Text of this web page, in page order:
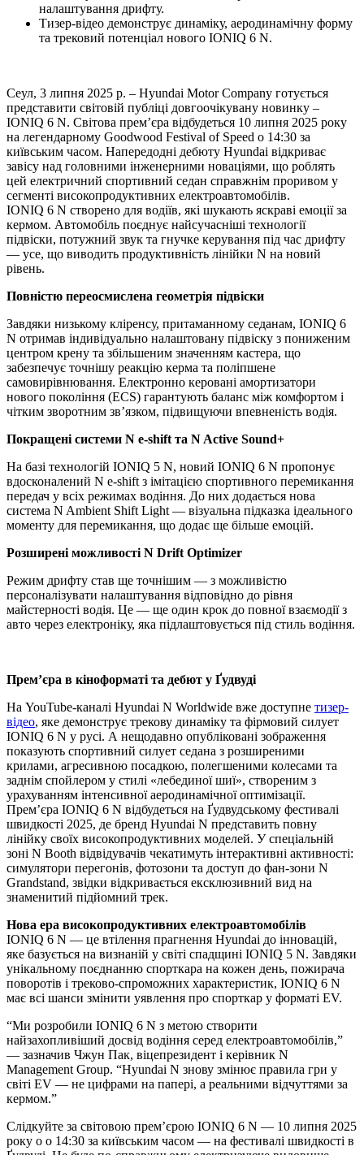
налаштування дрифту.
Тизер-відео демонструє динаміку, аеродинамічну форму
та трековий потенціал нового IONIQ 6 N.
Сеул, 3 липня 2025 р. – Hyundai Motor Company готується
представити світовій публіці довгоочікувану новинку –
IONIQ 6 N. Світова прем’єра відбудеться 10 липня 2025 року
на легендарному Goodwood Festival of Speed о 14:30 за
київським часом. Напередодні дебюту Hyundai відкриває
завісу над головними інженерними новаціями, що роблять
цей електричний спортивний седан справжнім проривом у
сегменті високопродуктивних електроавтомобілів.
IONIQ 6 N створено для водіїв, які шукають яскраві емоції за
кермом. Автомобіль поєднує найсучасніші технології
підвіски, потужний звук та гнучке керування під час дрифту
— усе, що виводить продуктивність лінійки N на новий
рівень.
Повністю переосмислена геометрія підвіски
Завдяки низькому кліренсу, притаманному седанам, IONIQ 6
N отримав індивідуально налаштовану підвіску з пониженим
центром крену та збільшеним значенням кастера, що
забезпечує точнішу реакцію керма та поліпшене
самовирівнювання. Електронно керовані амортизатори
нового покоління (ECS) гарантують баланс між комфортом і
чітким зворотним зв’язком, підвищуючи впевненість водія.
Покращені системи N e-shift та N Active Sound+
На базі технологій IONIQ 5 N, новий IONIQ 6 N пропонує
вдосконалений N e-shift з імітацією спортивного перемикання
передач у всіх режимах водіння. До них додається нова
система N Ambient Shift Light — візуальна підказка ідеального
моменту для перемикання, що додає ще більше емоцій.
Розширені можливості N Drift Optimizer
Режим дрифту став ще точнішим — з можливістю
персоналізувати налаштування відповідно до рівня
майстерності водія. Це — ще один крок до повної взаємодії з
авто через електроніку, яка підлаштовується під стиль водіння.
Премʼєра в кіноформаті та дебют у Ґудвуді
На YouTube-каналі Hyundai N Worldwide вже доступне тизер-
відео, яке демонструє трекову динаміку та фірмовий силует
IONIQ 6 N у русі. А нещодавно опубліковані зображення
показують спортивний силует седана з розширеними
крилами, агресивною посадкою, полегшеними колесами та
заднім спойлером у стилі «лебединої шиї», створеним з
урахуванням інтенсивної аеродинамічної оптимізації.
Премʼєра IONIQ 6 N відбудеться на Ґудвудському фестивалі
швидкості 2025, де бренд Hyundai N представить повну
лінійку своїх високопродуктивних моделей. У спеціальній
зоні N Booth відвідувачів чекатимуть інтерактивні активності:
симулятори перегонів, фотозони та доступ до фан-зони N
Grandstand, звідки відкривається ексклюзивний вид на
знаменитий підйомний трек.
Нова ера високопродуктивних електроавтомобілів
IONIQ 6 N — це втілення прагнення Hyundai до інновацій,
яке базується на визнаній у світі спадщині IONIQ 5 N. Завдяки
унікальному поєднанню спорткара на кожен день, пожирача
поворотів і треково-спроможних характеристик, IONIQ 6 N
має всі шанси змінити уявлення про спорткар у форматі EV.
“Ми розробили IONIQ 6 N з метою створити
найзахопливіший досвід водіння серед електроавтомобілів,”
— зазначив Чжун Пак, віцепрезидент і керівник N
Management Group. “Hyundai N знову змінює правила гри у
світі EV — не цифрами на папері, а реальними відчуттями за
кермом.”
Слідкуйте за світовою премʼєрою IONIQ 6 N — 10 липня 2025
року о о 14:30 за київським часом — на фестивалі швидкості в